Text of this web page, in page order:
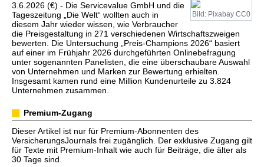
Bild: Pixabay CC0
3.6.2026 (€) - Die Servicevalue GmbH und die
Tageszeitung „Die Welt“ wollten auch in
diesem Jahr wieder wissen, wie Verbraucher
die Preisgestaltung in 271 verschiedenen Wirtschaftszweigen
bewerten. Die Untersuchung „Preis-Champions 2026“ basiert
auf einer im Frühjahr 2026 durchgeführten Onlinebefragung
unter sogenannten Panelisten, die eine überschaubare Auswahl
von Unternehmen und Marken zur Bewertung erhielten.
Insgesamt kamen rund eine Million Kundenurteile zu 3.824
Unternehmen zusammen.
Premium-Zugang
Dieser Artikel ist nur für Premium-Abonnenten des
VersicherungsJournals frei zugänglich. Der exklusive Zugang gilt
für Texte mit Premium-Inhalt wie auch für Beiträge, die älter als
30 Tage sind.